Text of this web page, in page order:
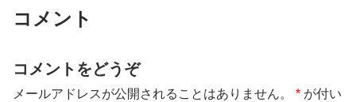
コメント
コメントをどうぞ
メールアドレスが公開されることはありません。 * が付い